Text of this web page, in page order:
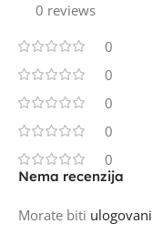
0 reviews
0
0
0
0
0
Nema recenzija
Morate biti ulogovani